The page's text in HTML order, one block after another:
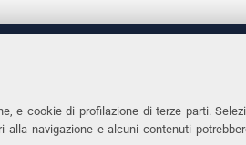
e cookie di profilazione di terze parti.
navigazione e alcuni contenuti
44121 Ferrara
Tel.
Fax.